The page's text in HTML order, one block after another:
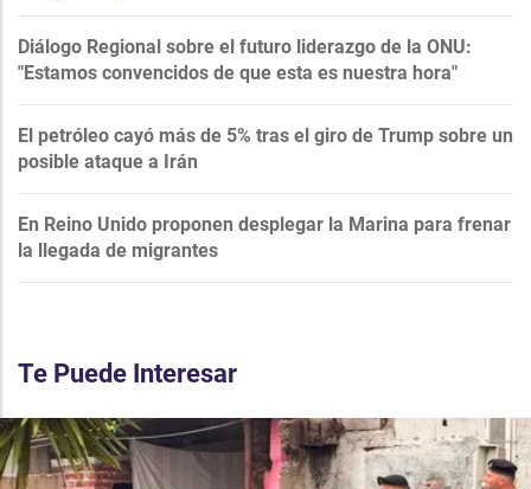
Diálogo Regional sobre el futuro liderazgo de la ONU:
"Estamos convencidos de que esta es nuestra hora"
El petróleo cayó más de 5% tras el giro de Trump sobre un
posible ataque a Irán
En Reino Unido proponen desplegar la Marina para frenar
la llegada de migrantes
Te Puede Interesar